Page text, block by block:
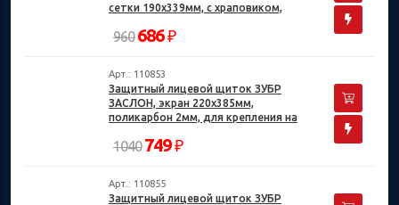
сетки 190х339мм, с храповиком,
960 686₽
Арт.: 110853
Защитный лицевой щиток ЗУБР
ЗАСЛОН, экран 220х385мм,
поликарбон 2мм, для крепления на
1040 749₽
Арт.: 110855
Защитный лицевой щиток ЗУБР